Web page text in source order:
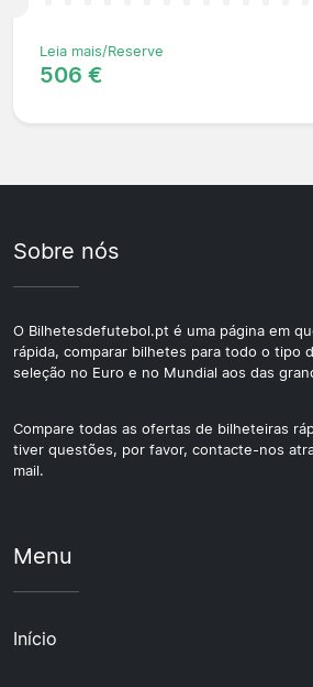
Leia mais/Reserve
506 €
Sobre nós
O Bilhetesdefutebol.pt é uma página em
rápida, comparar bilhetes para todo o tipo
seleção no Euro e no Mundial aos das
Compare todas as ofertas de bilheteiras
tiver questões, por favor, contacte-nos
mail.
Menu
Início